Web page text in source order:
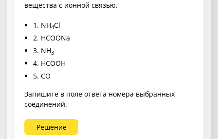
вещества с ионной связью.
1. NH4Cl
2. HCOONa
3. NH3
4. HCOOH
5. CO
Запишите в поле ответа номера выбранных
соединений.
Решение